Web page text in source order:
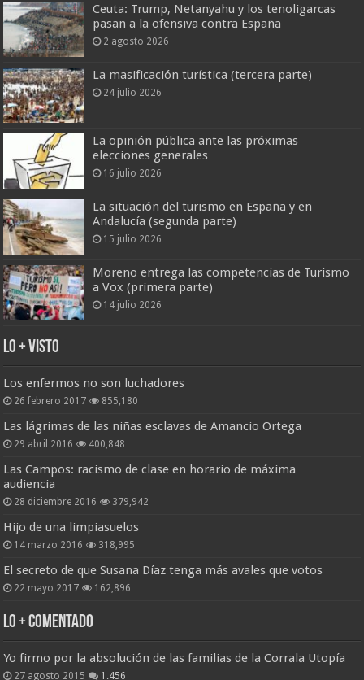
Ceuta: Trump, Netanyahu y los tenoligarcas
pasan a la ofensiva contra España
2 agosto 2026
La masificación turística (tercera parte)
24 julio 2026
La opinión pública ante las próximas
elecciones generales
16 julio 2026
La situación del turismo en España y en
Andalucía (segunda parte)
15 julio 2026
Moreno entrega las competencias de Turismo
a Vox (primera parte)
14 julio 2026
Lo + Visto
Los enfermos no son luchadores
26 febrero 2017 855,180
Las lágrimas de las niñas esclavas de Amancio Ortega
29 abril 2016 400,848
Las Campos: racismo de clase en horario de máxima
audiencia
28 diciembre 2016 379,942
Hijo de una limpiasuelos
14 marzo 2016 318,995
El secreto de que Susana Díaz tenga más avales que votos
22 mayo 2017 162,896
Lo + Comentado
Yo firmo por la absolución de las familias de la Corrala Utopía
27 agosto 2015 1.456